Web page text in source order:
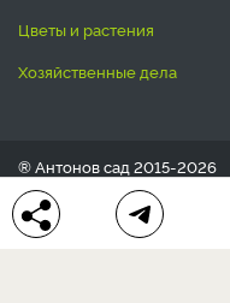
цветы и растения
хозяйственные дела
® Антонов сад 2015-2026
Политика
Пользовательское